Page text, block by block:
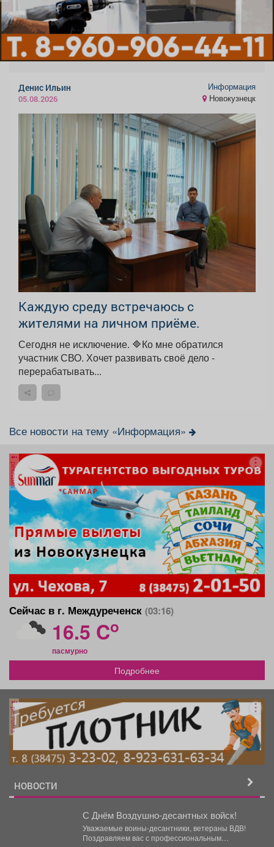
Денис Ильин
05.08.2026
Информация
Новокузнецк
Каждую среду встречаюсь с
жителями на личном приёме.
Сегодня не исключение. 🔷Ко мне обратился
участник СВО. Хочет развивать своё дело -
перерабатывать...
Все новости на тему «Информация»
реклама
Сейчас в г. Междуреченск (03:16)
16.5 Co
пасмурно
Подробнее
реклама
НОВОСТИ
С Днём Воздушно-десантных войск!
Уважаемые воины-десантники, ветераны ВДВ!
Поздравляем вас с профессиональным